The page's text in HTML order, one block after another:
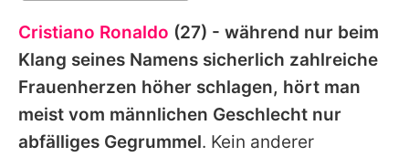
Redaktionelle Richtlinien
Impressum
Datenschutzerklärung
Nutzungsbedingungen
Cristiano Ronaldo (27) - während nur beim
Klang seines Namens sicherlich zahlreiche
Frauenherzen höher schlagen, hört man
meist vom männlichen Geschlecht nur
abfälliges Gegrummel. Kein anderer